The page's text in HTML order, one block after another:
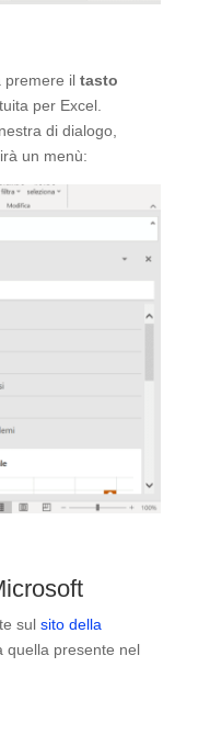
premere il tasto
per Excel.
di dialogo,
un menù:
sul sito della
quella presente nel